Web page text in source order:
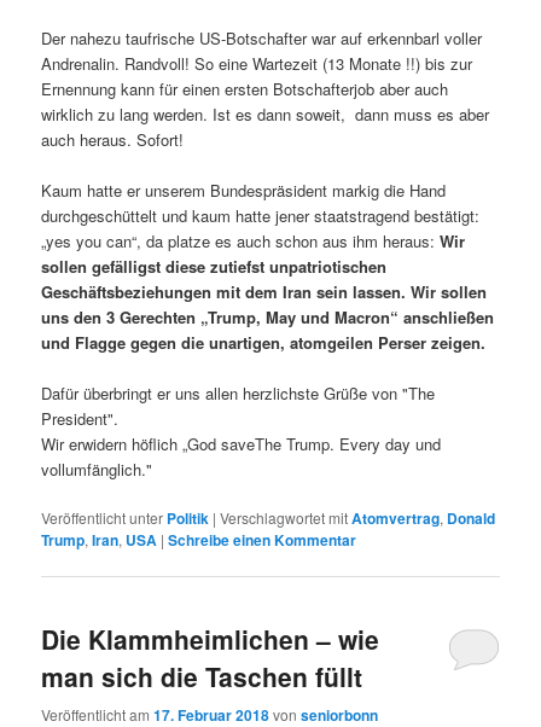
Der nahezu taufrische US-Botschafter war auf erkennbarl voller
Andrenalin. Randvoll! So eine Wartezeit (13 Monate !!) bis zur
Ernennung kann für einen ersten Botschafterjob aber auch
wirklich zu lang werden. Ist es dann soweit, dann muss es aber
auch heraus. Sofort!
Kaum hatte er unserem Bundespräsident markig die Hand
durchgeschüttelt und kaum hatte jener staatstragend bestätigt:
„yes you can“, da platze es auch schon aus ihm heraus:Wir
sollen gefälligst diese zutiefst unpatriotischen
Geschäftsbeziehungen mit dem Iran sein lassen. Wir sollen
uns den 3 Gerechten „Trump, May und Macron“ anschließen
und Flagge gegen die unartigen, atomgeilen Perser zeigen.
Dafür überbringt er uns allen herzlichste Grüße von "The
President".
Wir erwidern höflich „God saveThe Trump. Every day und
vollumfänglich."
Veröffentlicht unter Politik |Verschlagwortet mitAtomvertrag, Donald
Trump,Iran, USA |Schreibe einen Kommentar
Die Klammheimlichen – wie
man sich die Taschen füllt
Veröffentlicht am17. Februar 2018vonseniorbonn